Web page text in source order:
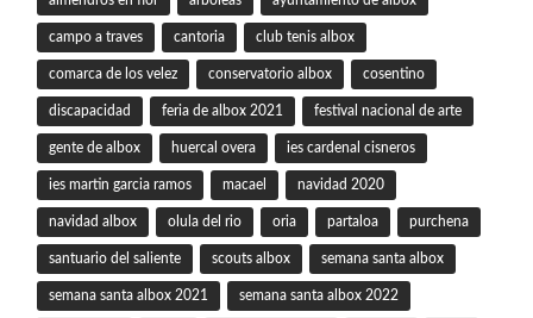
campo a traves cantoria club tenis albox
comarca de los velez conservatorio albox cosentino
discapacidad feria de albox 2021 festival nacional de arte
gente de albox huercal overa ies cardenal cisneros
ies martin garcia ramos macael navidad 2020
navidad albox olula del rio oria partaloa purchena
santuario del saliente scouts albox semana santa albox
semana santa albox 2021 semana santa albox 2022